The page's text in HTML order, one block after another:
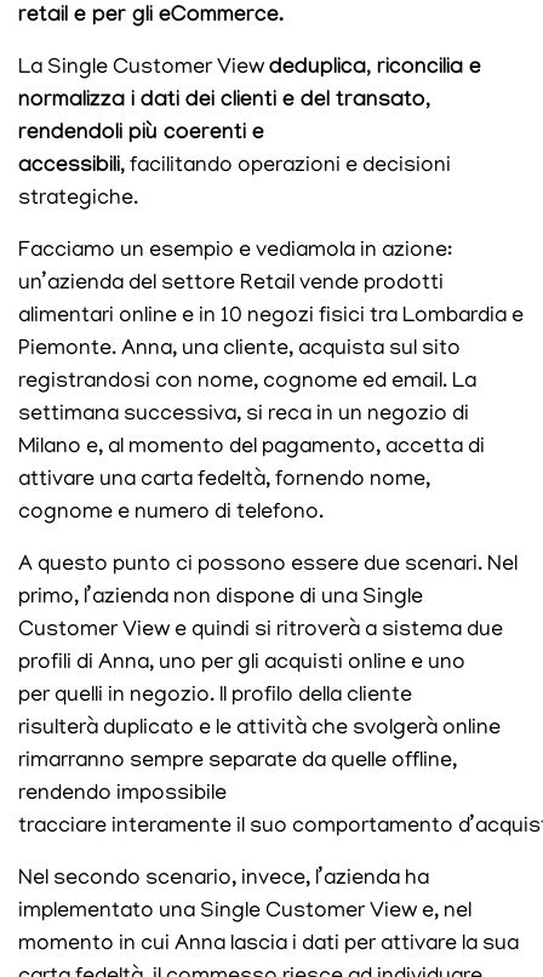
retail e per gli eCommerce.
La Single Customer View deduplica, riconcilia e
normalizza i dati dei clienti e del transato,
rendendoli più coerenti e
accessibili, facilitando operazioni e decisioni
strategiche.
Facciamo un esempio e vediamola in azione:
un’azienda del settore Retail vende prodotti
alimentari online e in 10 negozi fisici tra Lombardia e
Piemonte. Anna, una cliente, acquista sul sito
registrandosi con nome, cognome ed email. La
settimana successiva, si reca in un negozio di
Milano e, al momento del pagamento, accetta di
attivare una carta fedeltà, fornendo nome,
cognome e numero di telefono.
A questo punto ci possono essere due scenari. Nel
primo, l’azienda non dispone di una Single
Customer View e quindi si ritroverà a sistema due
profili di Anna, uno per gli acquisti online e uno
per quelli in negozio. Il profilo della cliente
risulterà duplicato e le attività che svolgerà online
rimarranno sempre separate da quelle offline,
rendendo impossibile
tracciare interamente il suo comportamento
Nel secondo scenario, invece, l’azienda ha
implementato una Single Customer View e, nel
momento in cui Anna lascia i dati per attivare la sua